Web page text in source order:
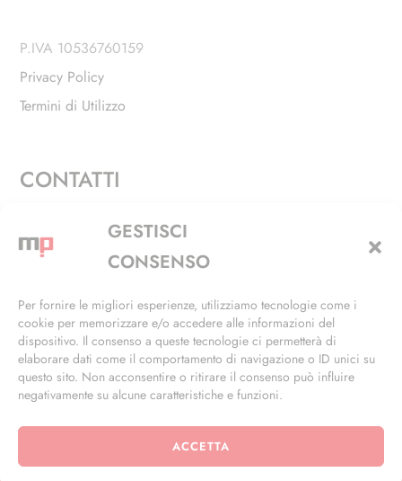
GESTISCI
CONSENSO
Per fornire le migliori esperienze, utilizziamo tecnologie come i
cookie per memorizzare e/o accedere alle informazioni del
dispositivo. Il consenso a queste tecnologie ci permetterà di
elaborare dati come il comportamento di navigazione o ID unici su
questo sito. Non acconsentire o ritirare il consenso può influire
negativamente su alcune caratteristiche e funzioni.
ACCETTA
P.IVA 10536760159
Privacy Policy
Termini di Utilizzo
CONTATTI
Via Alfieri, 27 - Trezzano Sul Naviglio (MI)
+39 02 4846 3155
info@masterphil.it